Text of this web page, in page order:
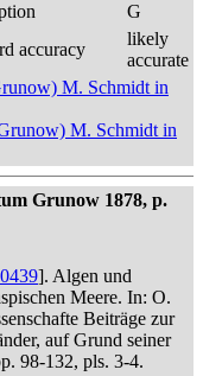
G
accuracy
likely
accurate
M. Schmidt in
M. Schmidt in
Grunow 1878, p.
]. Algen und
Meere. In: O.
Beiträge zur
auf Grund seiner
98-132, pls. 3-4.